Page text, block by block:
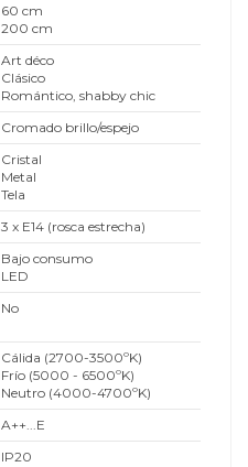
60 cm
200 cm
Art déco
Clásico
Romántico, shabby chic
Cromado brillo/espejo
Cristal
Metal
Tela
3 x E14 (rosca estrecha)
Bajo consumo
LED
No
Cálida (2700-3500ºK)
Frío (5000 - 6500ºK)
Neutro (4000-4700ºK)
A++...E
IP20